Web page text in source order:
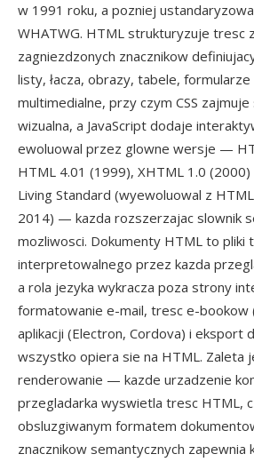
w 1991 roku, a pozniej
WHATWG. HTML strukturyzuje tresc
zagniezdzonych znacznikow
listy, łacza, obrazy, tabele,
multimedialne, przy czym CSS
wizualna, a JavaScript dodaje
ewoluowal przez glowne wersje —
HTML 4.01 (1999), XHTML 1.0
Living Standard (wyewoluowal z
2014) — kazda rozszerzajac slownik
mozliwosci. Dokumenty HTML to pliki
interpretowalnego przez kazda
a rola jezyka wykracza poza strony
formatowanie e-mail, tresc e-bookow
aplikacji (Electron, Cordova) i
wszystko opiera sie na HTML. Zaleta
renderowanie — kazde urzadzenie
przegladarka wyswietla tresc HTML,
obsluzgiwanym formatem
znacznikow semantycznych zapewnia